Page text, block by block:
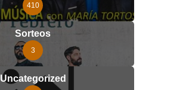
410
Sorteos
3
Uncategorized